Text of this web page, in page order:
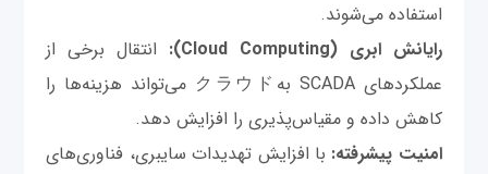
استفاده می‌شوند.
رایانش ابری (Cloud Computing):
انتقال برخی از
عملکردهای SCADA بهクラウド می‌تواند هزینه‌ها را
کاهش داده و مقیاس‌پذیری را افزایش دهد.
امنیت پیشرفته: با افزایش تهدیدات سایبری، فناوری‌های